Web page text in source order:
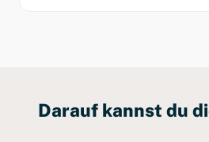
Darauf kannst du